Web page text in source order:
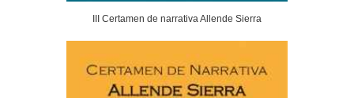
III Certamen de narrativa Allende Sierra